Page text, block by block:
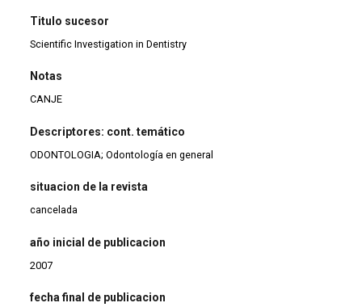
Titulo sucesor
Scientific Investigation in Dentistry
Notas
CANJE
Descriptores: cont. temático
ODONTOLOGIA; Odontología en general
situacion de la revista
cancelada
año inicial de publicacion
2007
fecha final de publicacion